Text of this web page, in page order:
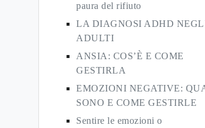
paura del rifiuto
LA DIAGNOSI ADHD
ADULTI
ANSIA: COS’È E COME
GESTIRLA
EMOZIONI NEGATIVE:
SONO E COME GESTIRLE
Sentire le emozioni o